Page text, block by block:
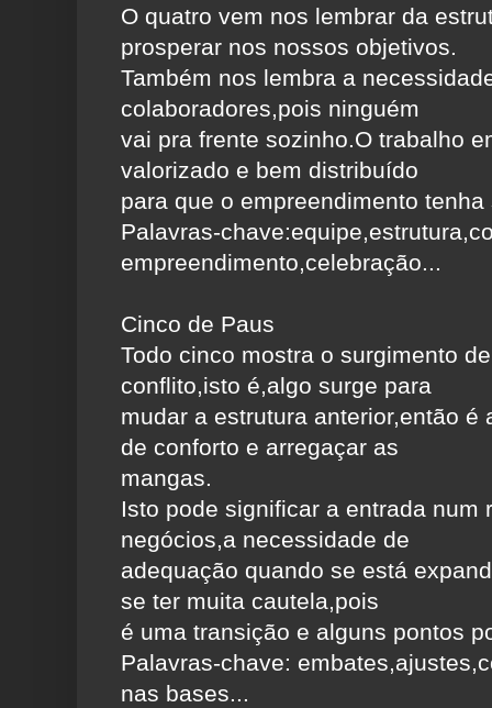
O quatro vem nos lembrar da
prosperar nos nossos objetivos.
Também nos lembra a
colaboradores,pois ninguém
vai pra frente sozinho.O trabalho
valorizado e bem distribuído
para que o empreendimento tenha
Palavras-
empreendimento,celebração...
Cinco de Paus
Todo cinco mostra o surgimento
conflito,isto é,algo surge para
mudar a estrutura anterior,então é
de conforto e arregaçar as
mangas.
Isto pode significar a entrada num
negócios,a necessidade de
adequação quando se está
se ter muita cautela,pois
é uma transição e alguns pontos
Palavras-chave:
nas bases...